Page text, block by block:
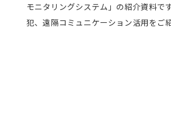
モニタリングシステム」の紹介資料で
犯、遠隔コミュニケーション活用をご